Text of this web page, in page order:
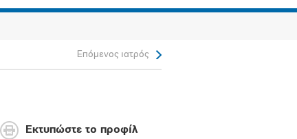
Επόμενος ιατρός
Εκτυπώστε το προφίλ